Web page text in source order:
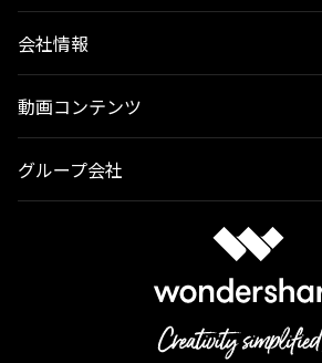
会社情報
動画コンテンツ
グループ会社